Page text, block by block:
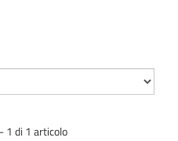
1 di 1 articolo